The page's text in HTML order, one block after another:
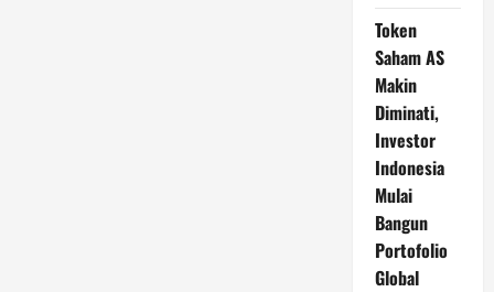
Token
Saham AS
Makin
Diminati,
Investor
Indonesia
Mulai
Bangun
Portofolio
Global